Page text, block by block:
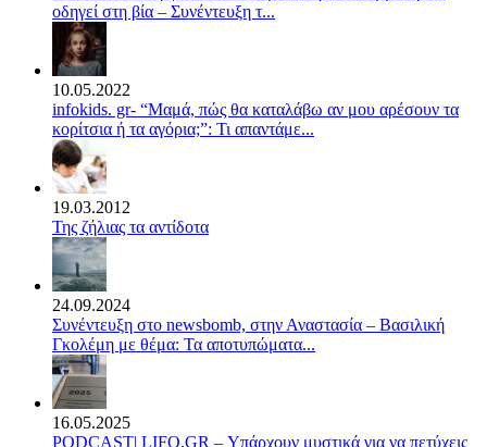
οδηγεί στη βία – Συνέντευξη τ...
10.05.2022
infokids. gr- “Μαμά, πώς θα καταλάβω αν μου αρέσουν τα
κορίτσια ή τα αγόρια;”: Τι απαντάμε...
19.03.2012
Της ζήλιας τα αντίδοτα
24.09.2024
Συνέντευξη στο newsbomb, στην Αναστασία – Βασιλική
Γκολέμη με θέμα: Τα αποτυπώματα...
16.05.2025
PODCAST| LIFO.GR – Υπάρχουν μυστικά για να πετύχεις